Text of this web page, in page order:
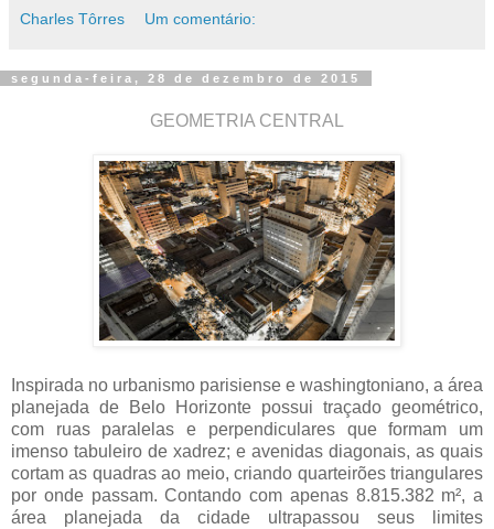
Charles Tôrres Um comentário:
segunda-feira, 28 de dezembro de 2015
GEOMETRIA CENTRAL
Inspirada no urbanismo parisiense e washingtoniano, a área
planejada de Belo Horizonte possui traçado geométrico,
com ruas paralelas e perpendiculares que formam um
imenso tabuleiro de xadrez; e avenidas diagonais, as quais
cortam as quadras ao meio, criando quarteirões triangulares
por onde passam. Contando com apenas 8.815.382 m², a
área planejada da cidade ultrapassou seus limites